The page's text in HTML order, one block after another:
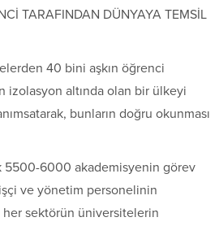
TARAFINDAN DÜNYAYA TEMSİL
40 bini aşkın öğrenci
altında olan bir ülkeyi
bunların doğru okunması
5500-6000 akademisyenin görev
işçi ve yönetim personelinin
sektörün üniversitelerin